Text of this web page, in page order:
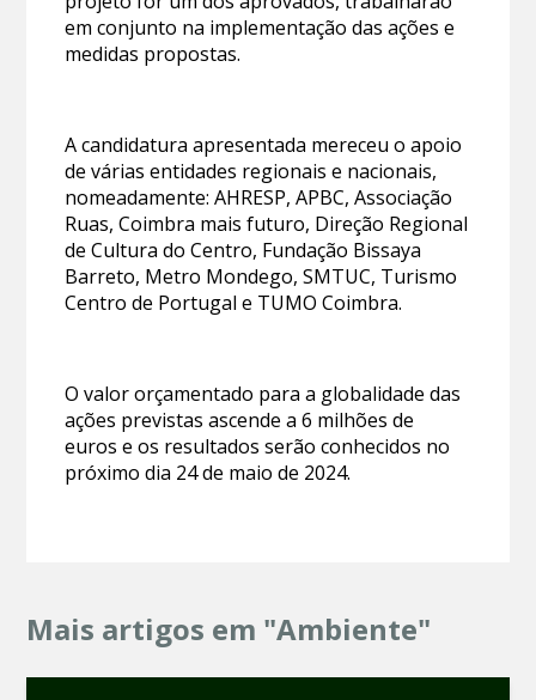
em conjunto na implementação das ações e
medidas propostas.
A candidatura apresentada mereceu o apoio
de várias entidades regionais e nacionais,
nomeadamente: AHRESP, APBC, Associação
Ruas, Coimbra mais futuro, Direção Regional
de Cultura do Centro, Fundação Bissaya
Barreto, Metro Mondego, SMTUC, Turismo
Centro de Portugal e TUMO Coimbra.
O valor orçamentado para a globalidade das
ações previstas ascende a 6 milhões de
euros e os resultados serão conhecidos no
próximo dia 24 de maio de 2024.
Mais artigos em "Ambiente"